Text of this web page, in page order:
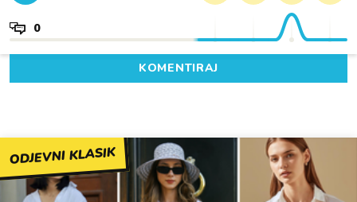
0
KOMENTIRAJ
ODJEVNI KLASIK